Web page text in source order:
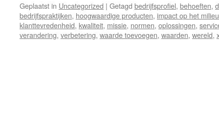
Geplaatst in Uncategorized | Getagd bedrijfsprofiel, behoeften,
bedrijfspraktijken, hoogwaardige producten, impact op het milieu
klanttevredenheid, kwaliteit, missie, normen, oplossingen,
verandering, verbetering, waarde toevoegen, waarden, wereld,